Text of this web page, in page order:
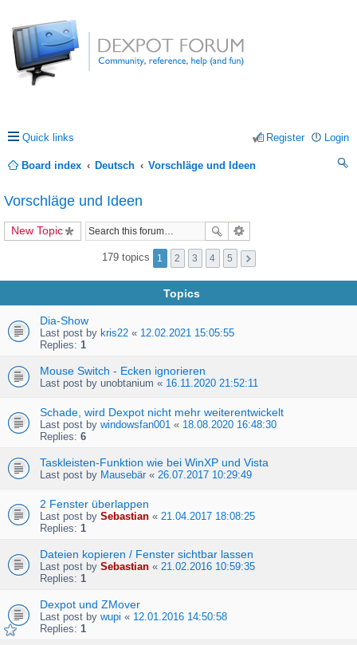
Quick links Login
Register
Board index Deutsch
Vorschläge und Ideen
Vorschläge und Ideen
New Topic
179 topics 1 2 3 4 5
Topics
Dia-Show
Last post by kris22 « 12.02.2021 15:05:55
Replies: 1
Mouse Switch - Ecken ignorieren
Last post by unobtanium « 16.11.2020 21:52:11
Schade, wird Dexpot nicht mehr weiterentwickelt
Last post by windowsfan001 « 18.08.2020 16:48:30
Replies: 6
Taskleisten-Funktion wie bei WinXP und Vista
Last post by Mausebär« 26.07.2017 10:29:49
2 Fenster überlappen
Last post by Sebastian « 21.04.2017 18:08:25
Replies: 1
Dateien kopieren / Fenster sichtbar lassen
Last post by Sebastian « 21.02.2016 10:59:35
Replies: 1
Dexpot und ZMover
Last post by wupi « 12.01.2016 14:50:58
Replies: 1